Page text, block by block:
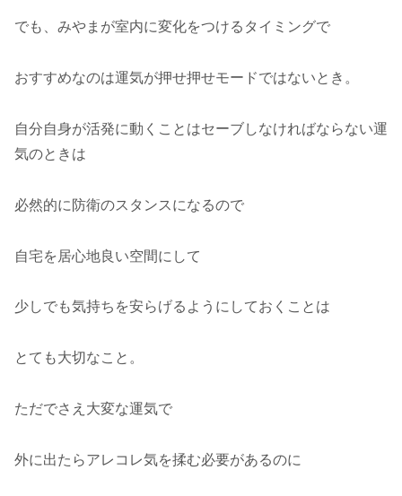
でも、みやまが室内に変化をつけるタイミングで
おすすめなのは運気が押せ押せモードではないとき。
自分自身が活発に動くことはセーブしなければならない運
気のときは
必然的に防衛のスタンスになるので
自宅を居心地良い空間にして
少しでも気持ちを安らげるようにしておくことは
とても大切なこと。
ただでさえ大変な運気で
外に出たらアレコレ気を揉む必要があるのに